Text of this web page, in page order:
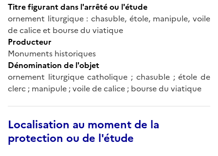
Titre figurant dans l'arrêté ou l'étude
ornement liturgique : chasuble, étole, manipule, voile
de calice et bourse du viatique
Producteur
Monuments historiques
Dénomination de l'objet
ornement liturgique catholique ; chasuble ; étole de
clerc ; manipule ; voile de calice ; bourse du viatique
Localisation au moment de la
protection ou de l'étude